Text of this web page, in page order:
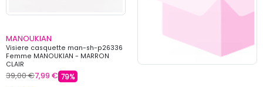
MANOUKIAN
Visiere casquette man-sh-p26336
Femme MANOUKIAN - MARRON
CLAIR
39,00 €7,99 € 79%